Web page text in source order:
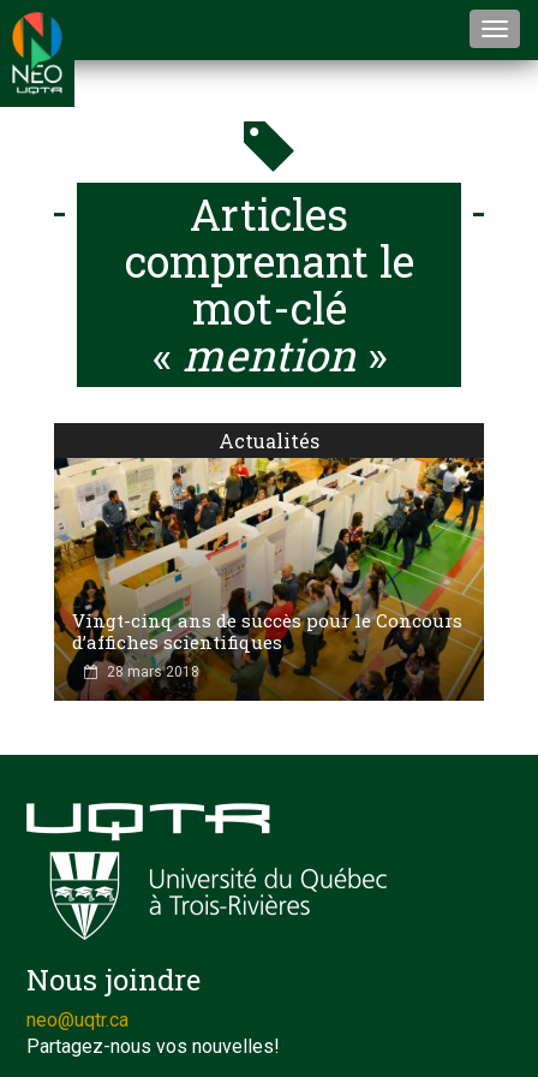
Articles
comprenant le
mot-clé
« mention »
Actualités
Vingt-cinq ans de succès pour le Concours
d’affiches scientifiques
28 mars 2018
Nous joindre
neo@uqtr.ca
Partagez-nous vos nouvelles!